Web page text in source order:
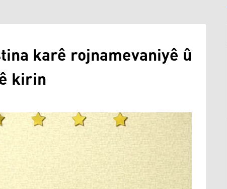
karê rojnamevaniyê û
kirin